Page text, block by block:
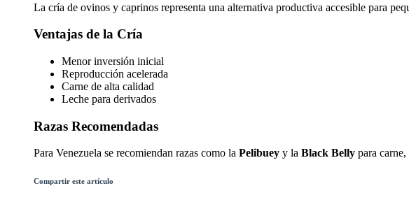
La cría de ovinos y caprinos representa una alternativa productiva accesible para
Ventajas de la Cría
Menor inversión inicial
Reproducción acelerada
Carne de alta calidad
Leche para derivados
Razas Recomendadas
Para Venezuela se recomiendan razas como la Pelibuey y la Black Belly para
Compartir este artículo